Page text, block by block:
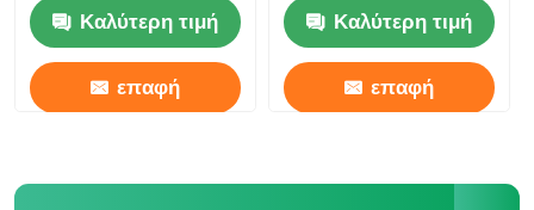
Καλύτερη τιμή
επαφή
Καλύτερη τιμή
επαφή